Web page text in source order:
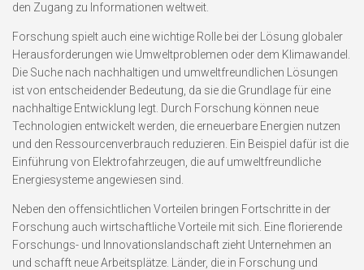
den Zugang zu Informationen weltweit.
Forschung spielt auch eine wichtige Rolle bei der Lösung globaler
Herausforderungen wie Umweltproblemen oder dem Klimawandel.
Die Suche nach nachhaltigen und umweltfreundlichen Lösungen
ist von entscheidender Bedeutung, da sie die Grundlage für eine
nachhaltige Entwicklung legt. Durch Forschung können neue
Technologien entwickelt werden, die erneuerbare Energien nutzen
und den Ressourcenverbrauch reduzieren. Ein Beispiel dafür ist die
Einführung von Elektrofahrzeugen, die auf umweltfreundliche
Energiesysteme angewiesen sind.
Neben den offensichtlichen Vorteilen bringen Fortschritte in der
Forschung auch wirtschaftliche Vorteile mit sich. Eine florierende
Forschungs- und Innovationslandschaft zieht Unternehmen an
und schafft neue Arbeitsplätze. Länder, die in Forschung und